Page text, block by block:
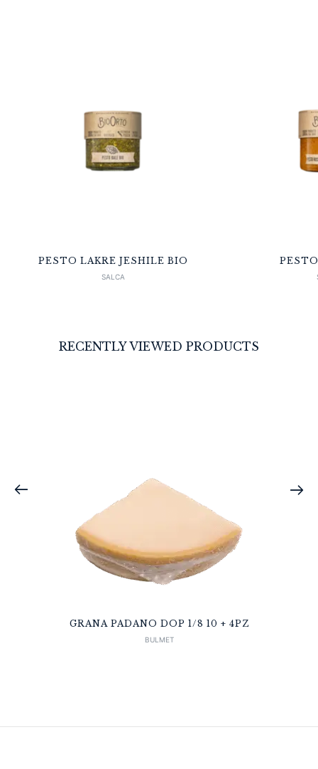
PESTO LAKRE JESHILE BIO
SALCA
RECENTLY VIEWED PRODUCTS
GRANA PADANO DOP 1/8 10 + 4PZ
BULMET